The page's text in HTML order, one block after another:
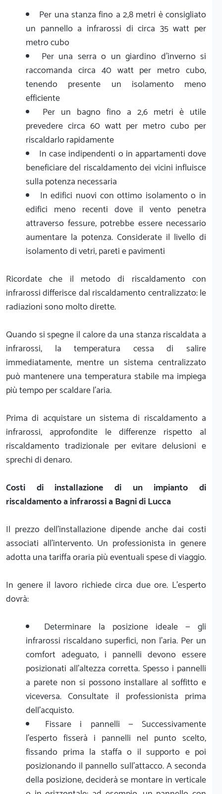
Per una stanza fino a 2,8 metri è consigliato
un pannello a infrarossi di circa 35 watt per
metro cubo
Per una serra o un giardino d'inverno si
raccomanda circa 40 watt per metro cubo,
tenendo presente un isolamento meno
efficiente
Per un bagno fino a 2,6 metri è utile
prevedere circa 60 watt per metro cubo per
riscaldarlo rapidamente
In case indipendenti o in appartamenti dove
beneficiare del riscaldamento dei vicini influisce
sulla potenza necessaria
In edifici nuovi con ottimo isolamento o in
edifici meno recenti dove il vento penetra
attraverso fessure, potrebbe essere necessario
aumentare la potenza. Considerate il livello di
isolamento di vetri, pareti e pavimenti
Ricordate che il metodo di riscaldamento con
infrarossi differisce dal riscaldamento centralizzato: le
radiazioni sono molto dirette.
Quando si spegne il calore da una stanza riscaldata a
infrarossi, la temperatura cessa di salire
immediatamente, mentre un sistema centralizzato
può mantenere una temperatura stabile ma impiega
più tempo per scaldare l’aria.
Prima di acquistare un sistema di riscaldamento a
infrarossi, approfondite le differenze rispetto al
riscaldamento tradizionale per evitare delusioni e
sprechi di denaro.
Costi di installazione di un impianto di
riscaldamento a infrarossi a Bagni di Lucca
Il prezzo dell’installazione dipende anche dai costi
associati all’intervento. Un professionista in genere
adotta una tariffa oraria più eventuali spese di viaggio.
In genere il lavoro richiede circa due ore. L’esperto
dovrà:
Determinare la posizione ideale — gli
infrarossi riscaldano superfici, non l’aria. Per un
comfort adeguato, i pannelli devono essere
posizionati all’altezza corretta. Spesso i pannelli
a parete non si possono installare al soffitto e
viceversa. Consultate il professionista prima
dell’acquisto.
Fissare i pannelli — Successivamente
l’esperto fisserà i pannelli nel punto scelto,
fissando prima la staffa o il supporto e poi
posizionando il pannello sull’attacco. A seconda
della posizione, deciderà se montare in verticale